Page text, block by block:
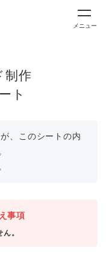
メニュー
制作
ト
、このシートの内
事項
。